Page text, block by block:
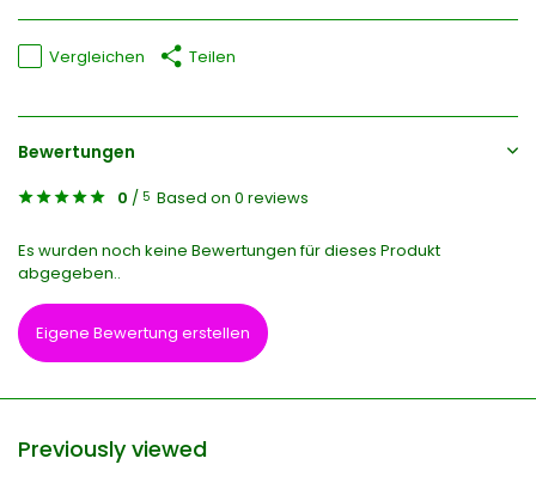
Vergleichen Teilen
Bewertungen
0 / 5 Based on 0 reviews
Es wurden noch keine Bewertungen für dieses Produkt
abgegeben..
Eigene Bewertung erstellen
Previously viewed